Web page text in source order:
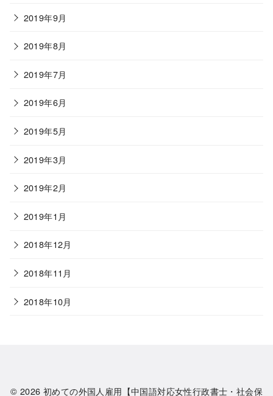
2019年9月
2019年8月
2019年7月
2019年6月
2019年5月
2019年3月
2019年2月
2019年1月
2018年12月
2018年11月
2018年10月
© 2026 初めての外国人雇用【中国語対応女性行政書士・社会保